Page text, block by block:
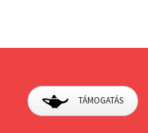
TÁMOGATÁS